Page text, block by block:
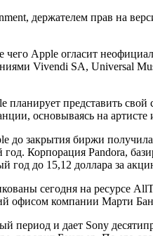
держателем прав на
чего Apple огласит
Vivendi SA, Universal
представить свой
основываясь на
закрытия биржи
Корпорация Pandora,
до 15,12 доллара за
сегодня на ресурсе
офисом компании Марти
период и дает Sony